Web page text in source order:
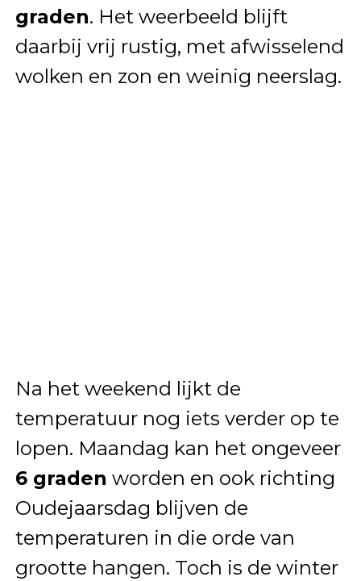
graden. Het weerbeeld blijft
daarbij vrij rustig, met afwisselend
wolken en zon en weinig neerslag.
Na het weekend lijkt de
temperatuur nog iets verder op te
lopen. Maandag kan het ongeveer
6 graden worden en ook richting
Oudejaarsdag blijven de
temperaturen in die orde van
grootte hangen. Toch is de winter